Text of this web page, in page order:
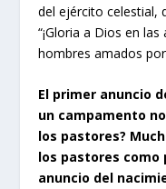
del ejército celestial,
“¡Gloria a Dios en
hombres amados por
El primer anuncio
un campamento
los pastores?
los pastores
anuncio del